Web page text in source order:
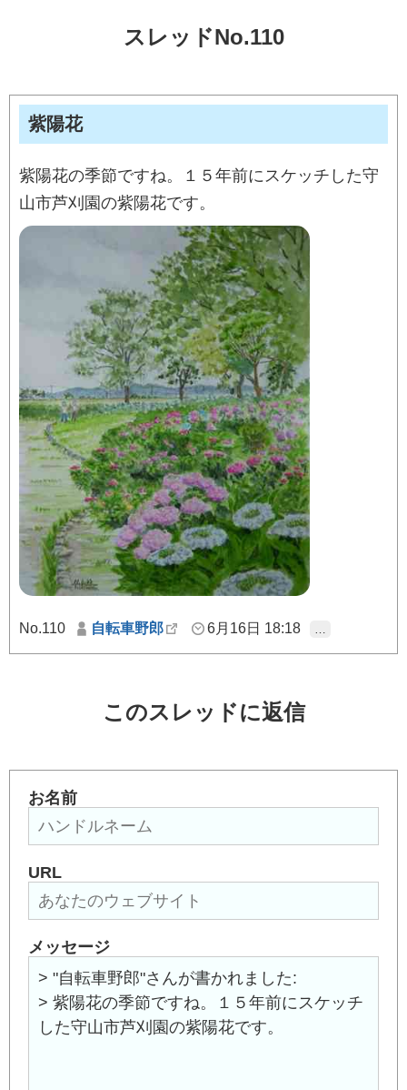
スレッドNo.110
紫陽花
紫陽花の季節ですね。１５年前にスケッチした守
山市芦刈園の紫陽花です。
No.110 自転車野郎 6月16日 18:18
このスレッドに返信
お名前
URL
メッセージ